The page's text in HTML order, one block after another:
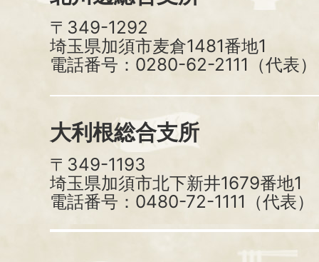
〒349-1292
埼玉県加須市麦倉1481番地1
電話番号：0280-62-2111（代表）
大利根総合支所
〒349-1193
埼玉県加須市北下新井1679番地1
電話番号：0480-72-1111（代表）